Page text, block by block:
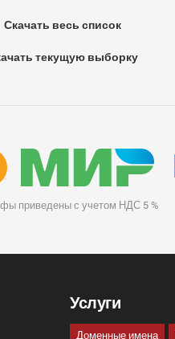
Скачать весь список
текущую выборку
приведены с учетом НДС 5 %
Услуги
Доменные имена